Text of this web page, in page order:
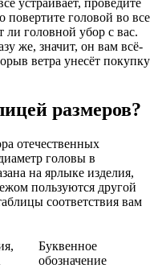
повертите головой во все
ли головной убор с вас.
же, значит, он вам всё-
ветра унесёт покупку
размеров?
отечественных
головы в
на ярлыке изделия,
пользуются другой
соответствия вам
Буквенное
обозначение